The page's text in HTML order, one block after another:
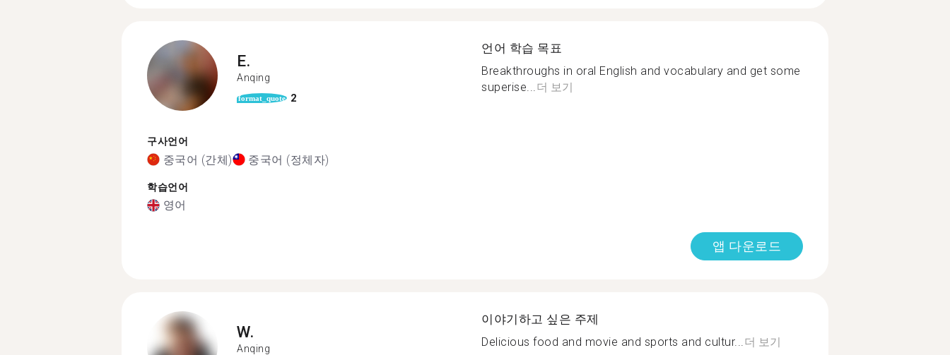
E.
Anqing
format_quote 2
구사언어
중국어 (간체) 중국어 (정체자)
학습언어
영어
언어 학습 목표
Breakthroughs in oral English and vocabulary and get some
superise...더 보기
앱 다운로드
W.
Anqing
이야기하고 싶은 주제
Delicious food and movie and sports and cultur...더 보기